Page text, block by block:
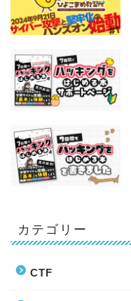
カテゴリー
CTF